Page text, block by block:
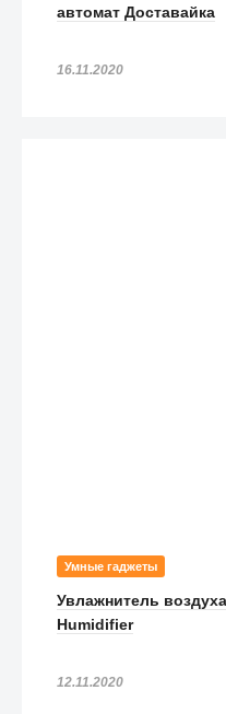
автомат Доставайка
16.11.2020
Умные гаджеты
Увлажнитель
Humidifier
12.11.2020